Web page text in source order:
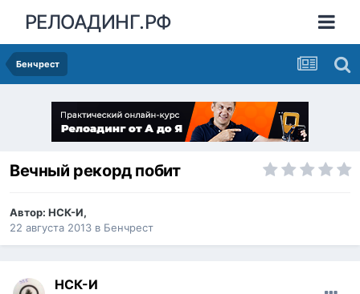
РЕЛОАДИНГ.РФ
Бенчрест
Вечный рекорд побит
Автор: НСК-И,
22 августа 2013 в Бенчрест
НСК-И